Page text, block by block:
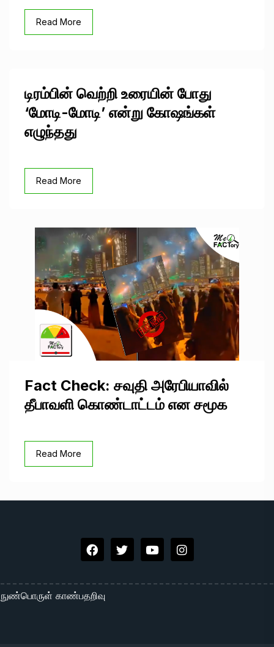
Read More
டிரம்பின் வெற்றி உரையின் போது
‘மோடி-மோடி’ என்று கோஷங்கள்
எழுந்தது
Read More
Fact Check: சவுதி அரேபியாவில்
தீபாவளி கொண்டாட்டம் என சமூக
Read More
நுண்பொருள் காண்பதறிவு